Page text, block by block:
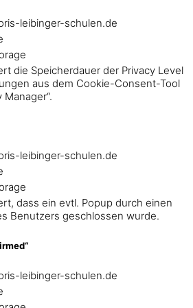
leibinger-schulen.de
die Speicherdauer der Privacy Level
aus dem Cookie-Consent-Tool
Manager“.
leibinger-schulen.de
dass ein evtl. Popup durch einen
Benutzers geschlossen wurde.
leibinger-schulen.de